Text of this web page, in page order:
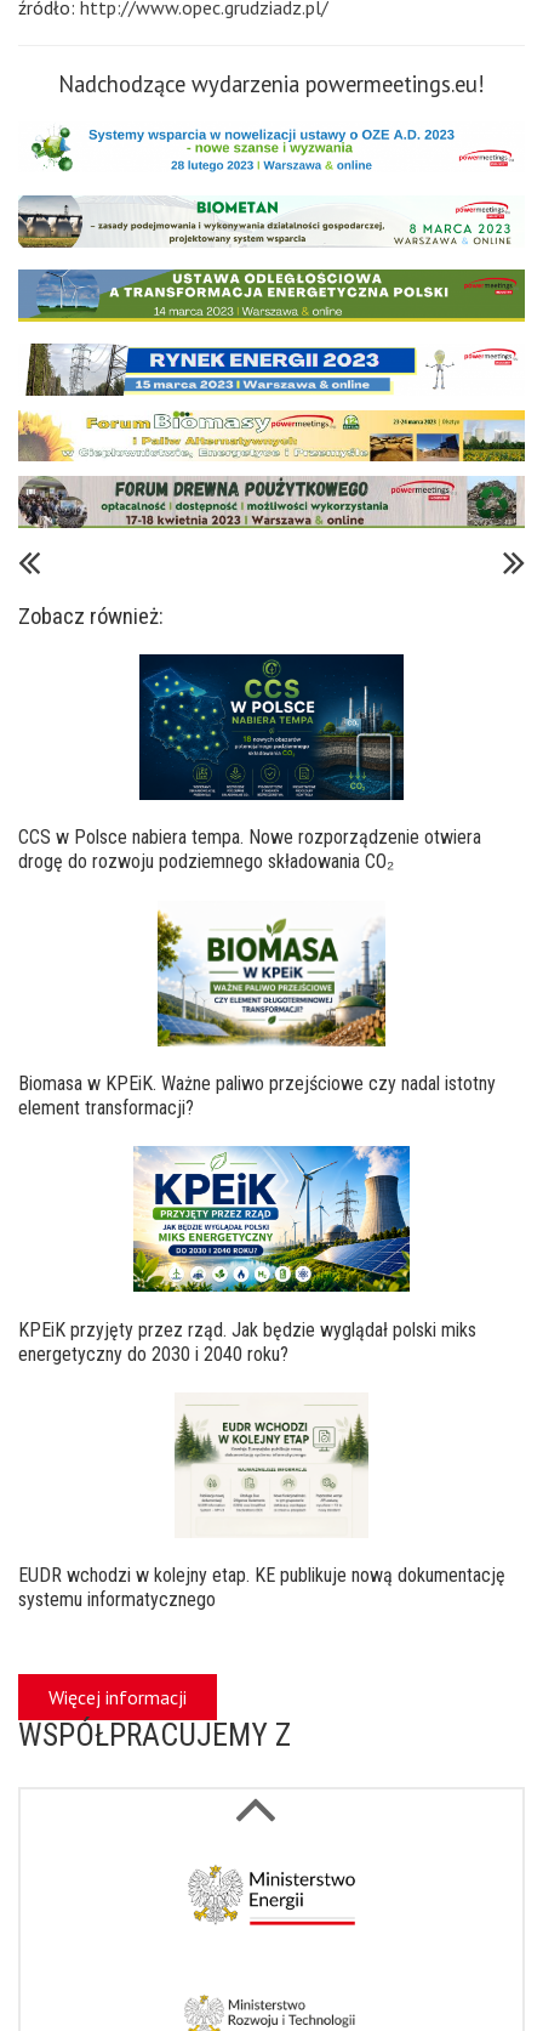
źródło: http://www.opec.grudziadz.pl/
Nadchodzące wydarzenia powermeetings.eu!
Zobacz również:
CCS w Polsce nabiera tempa. Nowe rozporządzenie otwiera
drogę do rozwoju podziemnego składowania CO₂
Biomasa w KPEiK. Ważne paliwo przejściowe czy nadal istotny
element transformacji?
KPEiK przyjęty przez rząd. Jak będzie wyglądał polski miks
energetyczny do 2030 i 2040 roku?
EUDR wchodzi w kolejny etap. KE publikuje nową dokumentację
systemu informatycznego
Więcej informacji
WSPÓŁPRACUJEMY Z